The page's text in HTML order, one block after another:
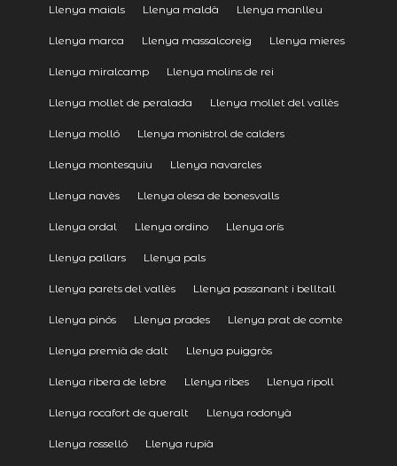
Llenya maials Llenya maldà Llenya manlleu
Llenya marca Llenya massalcoreig Llenya mieres
Llenya miralcamp Llenya molins de rei
Llenya mollet de peralada Llenya mollet del vallès
Llenya molló Llenya monistrol de calders
Llenya montesquiu Llenya navarcles
Llenya navès Llenya olesa de bonesvalls
Llenya ordal Llenya ordino Llenya orís
Llenya pallars Llenya pals
Llenya parets del vallès Llenya passanant i belltall
Llenya pinós Llenya prades Llenya prat de comte
Llenya premià de dalt Llenya puiggròs
Llenya ribera de lebre Llenya ribes Llenya ripoll
Llenya rocafort de queralt Llenya rodonyà
Llenya rosselló Llenya rupià